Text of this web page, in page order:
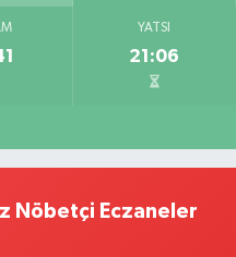
YATSI
21:06
Nöbetçi Eczaneler